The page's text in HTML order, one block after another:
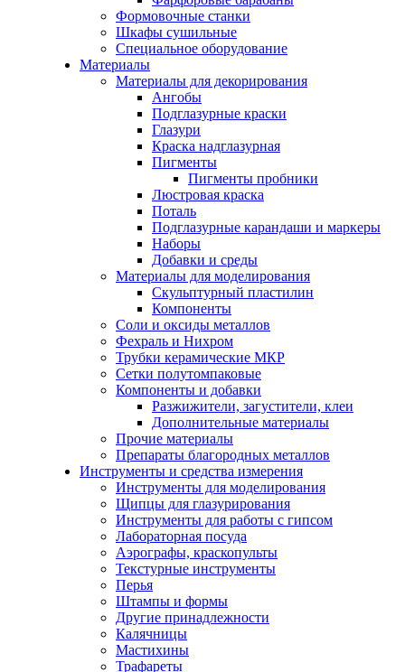
Формовочные станки
Шкафы сушильные
Специальное оборудование
Материалы
Материалы для декорирования
Ангобы
Подглазурные краски
Глазури
Краска надглазурная
Пигменты
Пигменты пробники
Люстровая краска
Поталь
Подглазурные карандаши и маркеры
Наборы
Добавки и среды
Материалы для моделирования
Скульптурный пластилин
Компоненты
Соли и оксиды металлов
Фехраль и Нихром
Трубки керамические МКР
Сетки полутомпаковые
Компоненты и добавки
Разжижители, загустители, клеи
Дополнительные материалы
Прочие материалы
Препараты благородных металлов
Инструменты и средства измерения
Инструменты для моделирования
Щипцы для глазурирования
Инструменты для работы с гипсом
Лабораторная посуда
Аэрографы, краскопульты
Текстурные инструменты
Перья
Штампы и формы
Другие принадлежности
Калячницы
Мастихины
Трафареты